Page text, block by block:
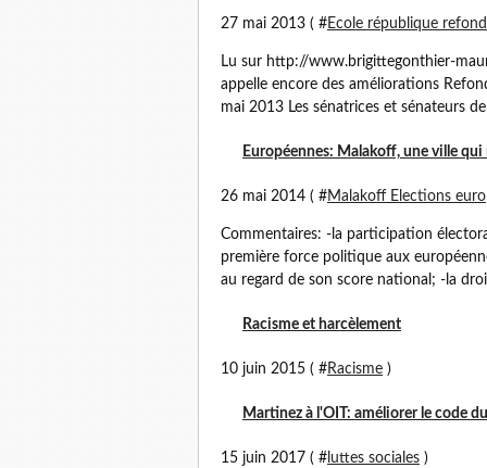
27 mai 2013 ( #Ecole république
Lu sur http://www.brigittegonthier-
appelle encore des améliorations
mai 2013 Les sénatrices et sénateurs
Européennes: Malakoff, une ville
26 mai 2014 ( #Malakoff Elections
Commentaires: -la participation
première force politique aux
au regard de son score national; -la
Racisme et harcèlement
10 juin 2015 ( #Racisme )
Martinez à l'OIT: améliorer le code
15 juin 2017 ( # luttes sociales )